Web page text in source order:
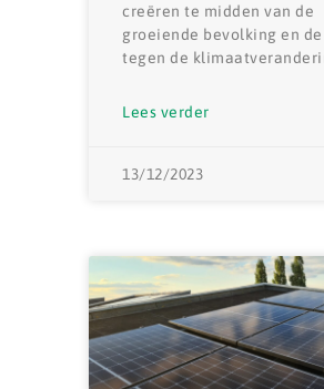
creëren te midden van de
groeiende bevolking en
tegen de
Lees verder
13/12/2023